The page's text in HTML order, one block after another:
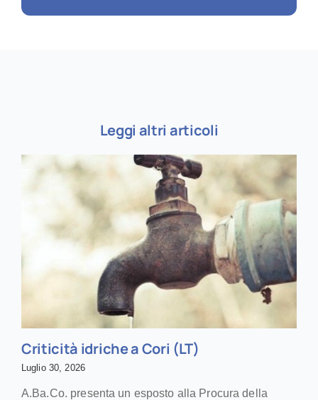
Leggi altri articoli
Criticità idriche a Cori (LT)
Luglio 30, 2026
A.Ba.Co. presenta un esposto alla Procura della